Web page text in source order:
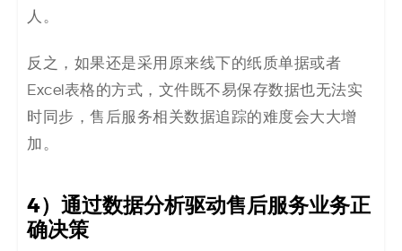
人。
反之，如果还是采用原来线下的纸质单据或者
Excel表格的方式，文件既不易保存数据也无法实
时同步，售后服务相关数据追踪的难度会大大增
加。
4）通过数据分析驱动售后服务业务正
确决策